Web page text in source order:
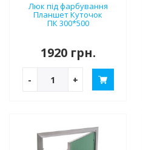
Люк під фарбування
Планшет Куточок
ПК 300*500
1920 грн.
- +